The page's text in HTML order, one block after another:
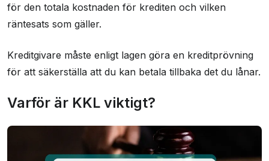
för den totala kostnaden för krediten och vilken
räntesats som gäller.
Kreditgivare måste enligt lagen göra en kreditprövning
för att säkerställa att du kan betala tillbaka det du lånar.
Varför är KKL viktigt?